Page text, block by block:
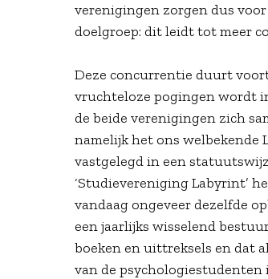
verenigingen zorgen dus
doelgroep: dit leidt tot meer
Deze concurrentie duurt
vruchteloze pogingen wordt
de beide verenigingen zich
namelijk het ons
vastgelegd in een
‘Studievereniging Labyrint’
vandaag ongeveer dezelfde
een jaarlijks wisselend
boeken en uittreksels en dat
van de psychologiestudenten